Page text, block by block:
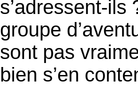
s’adressent-ils
groupe
sont pas
bien s’en